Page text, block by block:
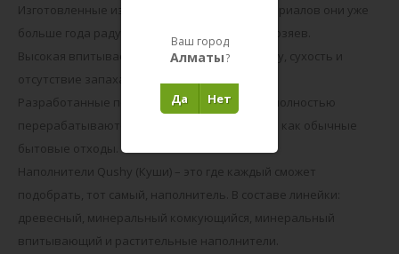
Изготовленные из экологически чистых материалов они уже
больше года радуют многих питомцев и их хозяев.
Высокая впитываемость гарантирует чистоту, сухость и
отсутствие запаха.
Разработанные под наполнители упаковки полностью
перерабатываются и могут утилизироваться как обычные
бытовые отходы.
Наполнители Qushy (Куши) – это где каждый сможет
подобрать, тот самый, наполнитель. В составе линейки:
древесный, минеральный комкующийся, минеральный
впитывающий и растительные наполнители.
Ваш город
Алматы?
Нет
Да